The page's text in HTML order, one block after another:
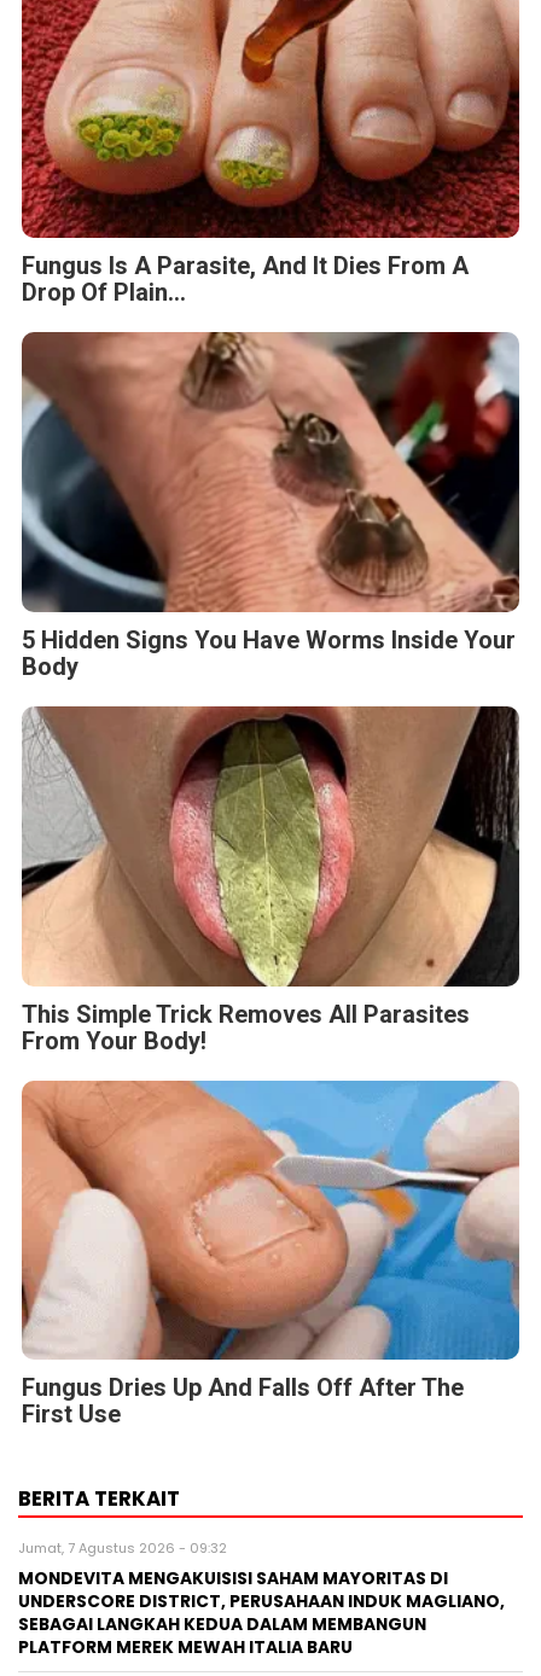
Fungus Is A Parasite, And It Dies From A
Drop Of Plain...
5 Hidden Signs You Have Worms Inside Your
Body
This Simple Trick Removes All Parasites
From Your Body!
Fungus Dries Up And Falls Off After The
First Use
BERITA TERKAIT
Jumat, 7 Agustus 2026 - 09:32
MONDEVITA MENGAKUISISI SAHAM MAYORITAS DI
UNDERSCORE DISTRICT, PERUSAHAAN INDUK MAGLIANO,
SEBAGAI LANGKAH KEDUA DALAM MEMBANGUN
PLATFORM MEREK MEWAH ITALIA BARU